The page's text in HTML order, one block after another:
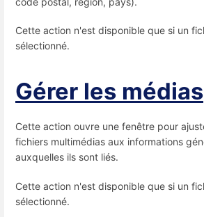
Cette action n'est disponible que si un
sélectionné.
Gérer les médias
Cette action ouvre une fenêtre pour
fichiers multimédias aux informations
auxquelles ils sont liés.
Cette action n'est disponible que si un
sélectionné.